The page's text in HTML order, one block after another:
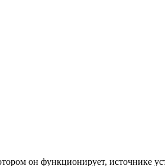
он функционирует, источнике